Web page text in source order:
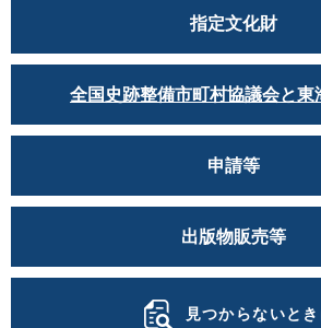
指定文化財
全国史跡整備市町村協議会と東
申請等
出版物販売等
見つからないと